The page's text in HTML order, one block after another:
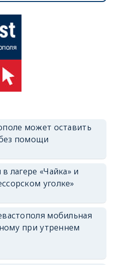
может оставить
помощи
лагере «Чайка» и
уголке»
мобильная
при утреннем